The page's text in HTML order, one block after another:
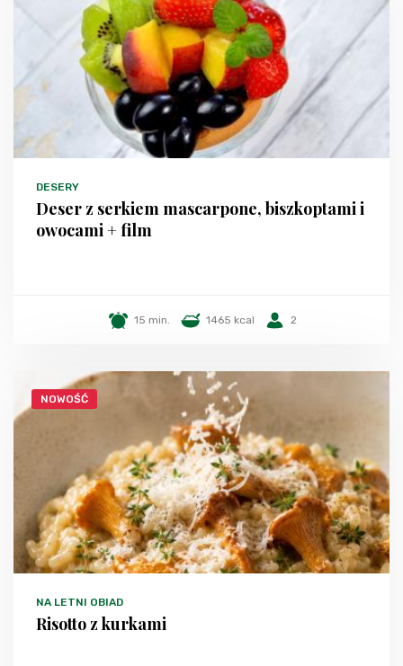
DESERY
Deser z serkiem mascarpone, biszkoptami i
owocami + film
15 min. 1465 kcal 2
NOWOŚĆ
NA LETNI OBIAD
Risotto z kurkami